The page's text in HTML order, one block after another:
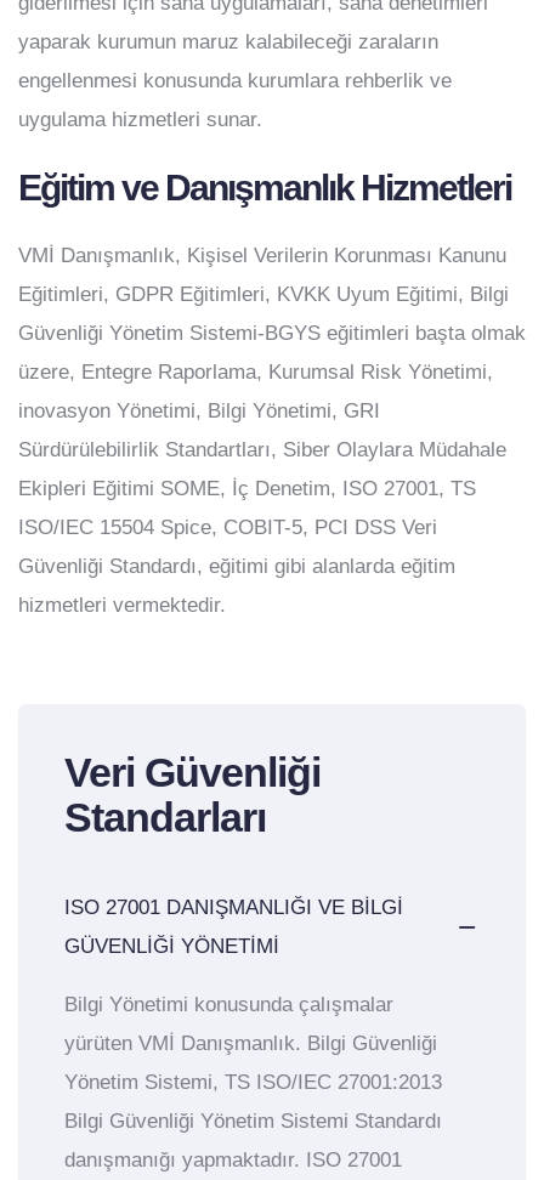
yaparak kurumun maruz kalabileceği zaraların
engellenmesi konusunda kurumlara rehberlik ve
uygulama hizmetleri sunar.
Eğitim ve Danışmanlık Hizmetleri
VMİ Danışmanlık, Kişisel Verilerin Korunması Kanunu
Eğitimleri, GDPR Eğitimleri, KVKK Uyum Eğitimi, Bilgi
Güvenliği Yönetim Sistemi-BGYS eğitimleri başta olmak
üzere, Entegre Raporlama, Kurumsal Risk Yönetimi,
inovasyon Yönetimi, Bilgi Yönetimi, GRI
Sürdürülebilirlik Standartları, Siber Olaylara Müdahale
Ekipleri Eğitimi SOME, İç Denetim, ISO 27001, TS
ISO/IEC 15504 Spice, COBIT-5, PCI DSS Veri
Güvenliği Standardı, eğitimi gibi alanlarda eğitim
hizmetleri vermektedir.
Veri Güvenliği
Standarları
ISO 27001 DANIŞMANLIĞI VE BİLGİ
GÜVENLİĞİ YÖNETİMİ
Bilgi Yönetimi konusunda çalışmalar
yürüten VMİ Danışmanlık. Bilgi Güvenliği
Yönetim Sistemi, TS ISO/IEC 27001:2013
Bilgi Güvenliği Yönetim Sistemi Standardı
danışmanığı yapmaktadır. ISO 27001